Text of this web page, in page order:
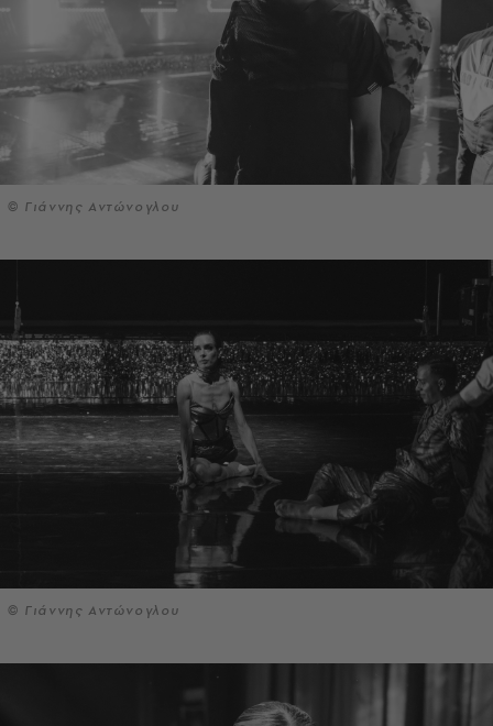
© Γιάννης Αντώνογλου
© Γιάννης Αντώνογλου